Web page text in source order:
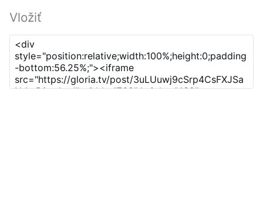
Vložiť